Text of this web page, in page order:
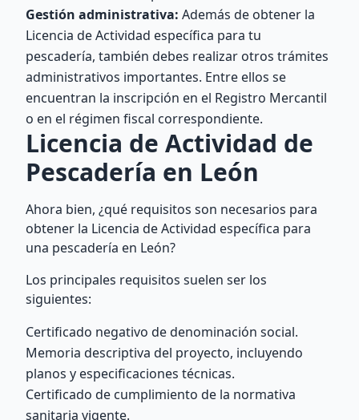
Gestión administrativa: Además de obtener la
Licencia de Actividad específica para tu
pescadería, también debes realizar otros trámites
administrativos importantes. Entre ellos se
encuentran la inscripción en el Registro Mercantil
o en el régimen fiscal correspondiente.
Licencia de Actividad de
Pescadería en León
Ahora bien, ¿qué requisitos son necesarios para
obtener la Licencia de Actividad específica para
una pescadería en León?
Los principales requisitos suelen ser los
siguientes:
Certificado negativo de denominación social.
Memoria descriptiva del proyecto, incluyendo
planos y especificaciones técnicas.
Certificado de cumplimiento de la normativa
sanitaria vigente.